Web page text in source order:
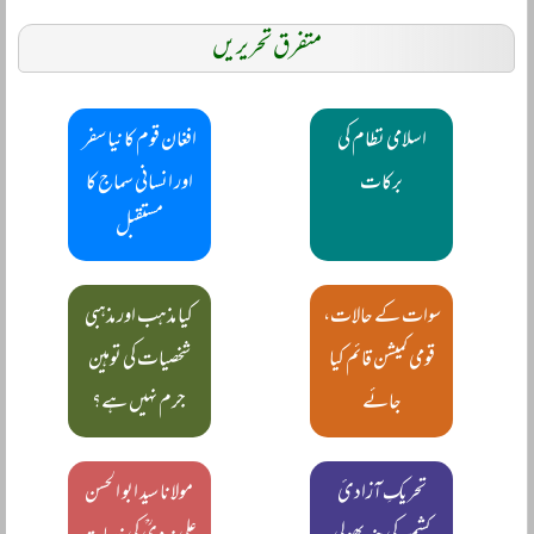
متفرق تحریریں
اسلامی نظام کی
برکات
افغان قوم کا نیا سفر
اور انسانی سماج کا
مستقبل
سوات کے حالات،
قومی کمیشن قائم کیا
جائے
کیا مذہب اور مذہبی
شخصیات کی توہین
جرم نہیں ہے؟
تحریکِ آزادیٔ
مولانا سید ابو الحسن